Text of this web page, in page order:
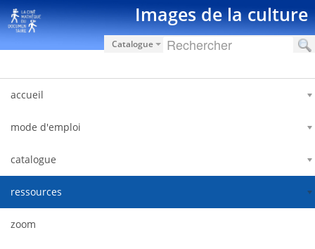
Saltar al contenido Images de la culture
Catalogue
accueil
mode d'emploi
catalogue
ressources
zoom